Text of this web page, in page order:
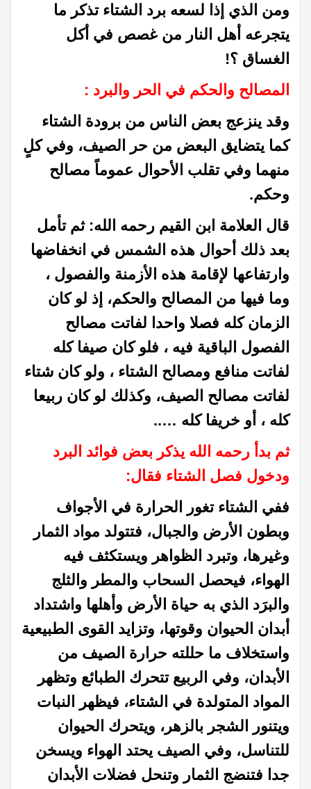
ومن الذي إذا لسعه برد الشتاء تذكر ما
يتجرعه أهل النار من غصص في أكل
الغساق ؟!
المصالح والحكم في الحر والبرد :
وقد ينزعج بعض الناس من برودة الشتاء
كما يتضايق البعض من حر الصيف، وفي كلٍ
منهما وفي تقلب الأحوال عموماً مصالح
وحكم.
قال العلامة ابن القيم رحمه الله: ثم تأمل
بعد ذلك أحوال هذه الشمس في انخفاضها
وارتفاعها لإقامة هذه الأزمنة والفصول ،
وما فيها من المصالح والحكم، إذ لو كان
الزمان كله فصلا واحدا لفاتت مصالح
الفصول الباقية فيه ، فلو كان صيفا كله
لفاتت منافع ومصالح الشتاء ، ولو كان شتاء
لفاتت مصالح الصيف، وكذلك لو كان ربيعا
كله ، أو خريفا كله …..
ثم بدأ رحمه الله يذكر بعض فوائد البرد
ودخول فصل الشتاء فقال:
ففي الشتاء تغور الحرارة في الأجواف
وبطون الأرض والجبال، فتتولد مواد الثمار
وغيرها، وتبرد الظواهر ويستكثف فيه
الهواء، فيحصل السحاب والمطر والثلج
والبرَد الذي به حياة الأرض وأهلها واشتداد
أبدان الحيوان وقوتها، وتزايد القوى الطبيعية
واستخلاف ما حللته حرارة الصيف من
الأبدان، وفي الربيع تتحرك الطبائع وتظهر
المواد المتولدة في الشتاء، فيظهر النبات
ويتنور الشجر بالزهر، ويتحرك الحيوان
للتناسل، وفي الصيف يحتد الهواء ويسخن
جدا فتنضج الثمار وتنحل فضلات الأبدان